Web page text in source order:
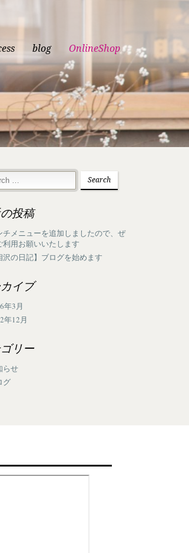
blog OnlineShop
投稿
チメニューを追加しましたので、ぜ
利用お願いいたします
沢の日記】ブログを始めます
イブ
年3月
年12月
リー
らせ
グ